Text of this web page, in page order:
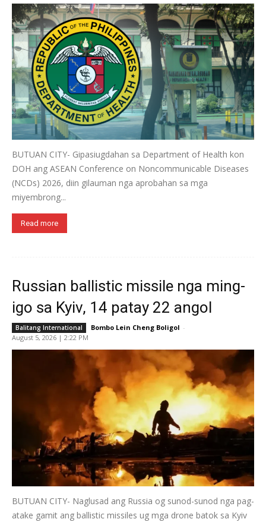
BUTUAN CITY- Gipasiugdahan sa Department of Health kon
DOH ang ASEAN Conference on Noncommunicable Diseases
(NCDs) 2026, diin gilauman nga aprobahan sa mga
miyembrong...
Read more
Russian ballistic missile nga ming-
igo sa Kyiv, 14 patay 22 angol
Balitang International Bombo Lein Cheng Boligol -
August 5, 2026 | 2:22 PM
BUTUAN CITY- Naglusad ang Russia og sunod-sunod nga pag-
atake gamit ang ballistic missiles ug mga drone batok sa Kyiv